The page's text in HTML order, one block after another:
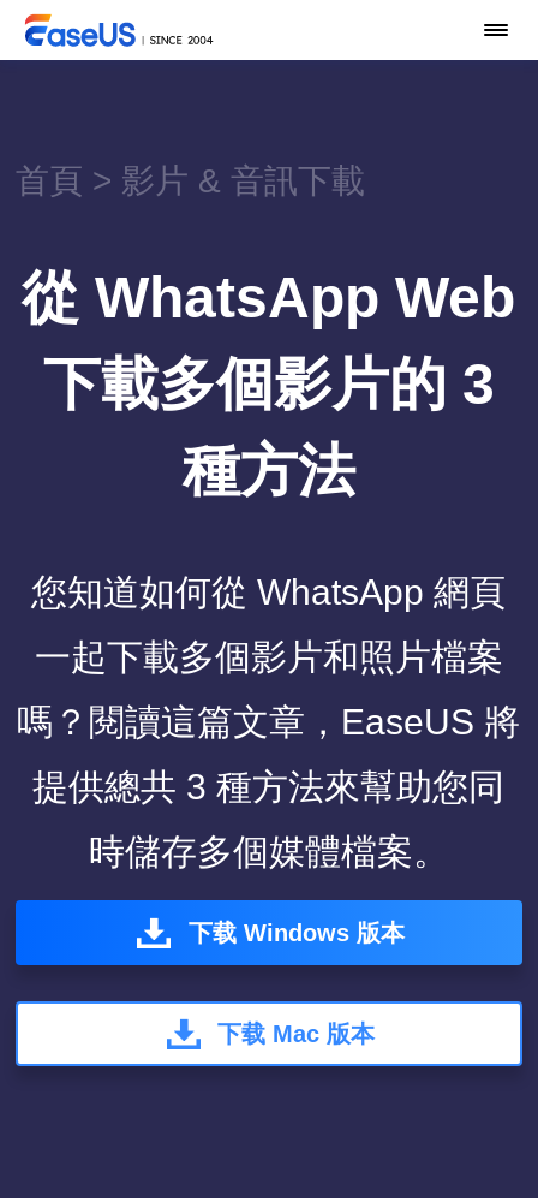
首頁 > 影片 & 音訊下載
從 WhatsApp Web
下載多個影片的 3
種方法
您知道如何從 WhatsApp 網頁
一起下載多個影片和照片檔案
嗎？閱讀這篇文章，EaseUS 將
提供總共 3 種方法來幫助您同
時儲存多個媒體檔案。
下载 Windows 版本
下载 Mac 版本